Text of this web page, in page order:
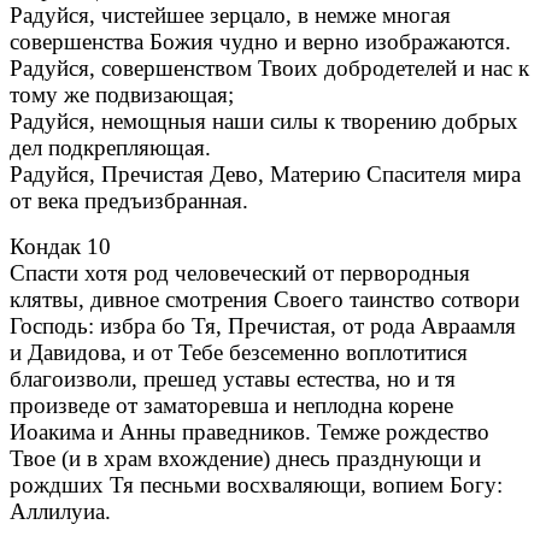
Радуйся, чистейшее зерцало, в немже многая
совершенства Божия чудно и верно изображаются.
Радуйся, совершенством Твоих добродетелей и нас к
тому же подвизающая;
Радуйся, немощныя наши силы к творению добрых
дел подкрепляющая.
Радуйся, Пречистая Дево, Материю Спасителя мира
от века предъизбранная.
Кондак 10
Спасти хотя род человеческий от первородныя
клятвы, дивное смотрения Своего таинство сотвори
Господь: избра бо Тя, Пречистая, от рода Авраамля
и Давидова, и от Тебе безсеменно воплотитися
благоизволи, прешед уставы естества, но и тя
произведе от заматоревша и неплодна корене
Иоакима и Анны праведников. Темже рождество
Твое (и в храм вхождение) днесь празднующи и
рождших Тя песньми восхваляющи, вопием Богу:
Аллилуиа.